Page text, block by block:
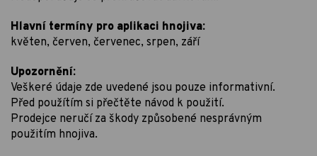
Hlavní termíny pro aplikaci hnojiva:
květen, červen, červenec, srpen, září
Upozornění:
Veškeré údaje zde uvedené jsou pouze informativní.
Před použítím si přečtěte návod k použití.
Prodejce neručí za škody způsobené nesprávným
použitím hnojiva.